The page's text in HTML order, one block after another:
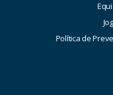
Política de